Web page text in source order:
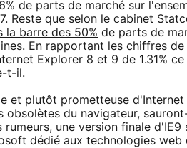
de parts de marché sur
Reste que selon le cabinet
la barre des 50% de parts de
En rapportant les chiffres
Explorer 8 et 9 de 1.31%
t-il.
et plutôt prometteuse
obsolètes du navigateur,
rumeurs, une version finale
dédié aux technologies